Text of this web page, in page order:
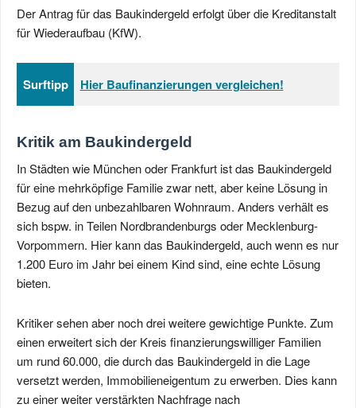
Der Antrag für das Baukindergeld erfolgt über die Kreditanstalt
für Wiederaufbau (KfW).
Surftipp Hier Baufinanzierungen vergleichen!
Kritik am Baukindergeld
In Städten wie München oder Frankfurt ist das Baukindergeld
für eine mehrköpfige Familie zwar nett, aber keine Lösung in
Bezug auf den unbezahlbaren Wohnraum. Anders verhält es
sich bspw. in Teilen Nordbrandenburgs oder Mecklenburg-
Vorpommern. Hier kann das Baukindergeld, auch wenn es nur
1.200 Euro im Jahr bei einem Kind sind, eine echte Lösung
bieten.
Kritiker sehen aber noch drei weitere gewichtige Punkte. Zum
einen erweitert sich der Kreis finanzierungswilliger Familien
um rund 60.000, die durch das Baukindergeld in die Lage
versetzt werden, Immobilieneigentum zu erwerben. Dies kann
zu einer weiter verstärkten Nachfrage nach